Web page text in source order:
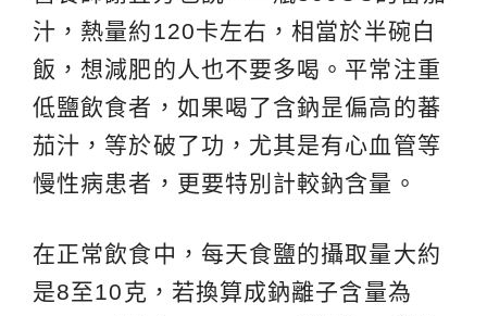
汁，熱量約120卡左右，相當於半碗白
飯，想減肥的人也不要多喝。平常注重
低鹽飲食者，如果喝了含鈉昰偏高的蕃
茄汁，等於破了功，尤其是有心血管等
慢性病患者，更要特別計較鈉含量。
在正常飲食中，每天食鹽的攝取量大約
是8至10克，若換算成鈉離子含量為